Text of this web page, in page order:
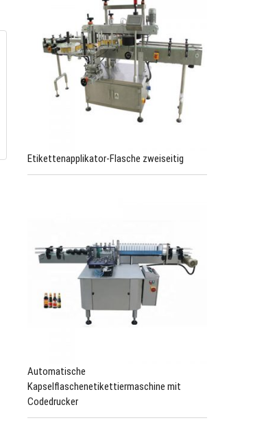
Etikettenapplikator-Flasche zweiseitig
Automatische
Kapselflaschenetikettiermaschine mit
Codedrucker